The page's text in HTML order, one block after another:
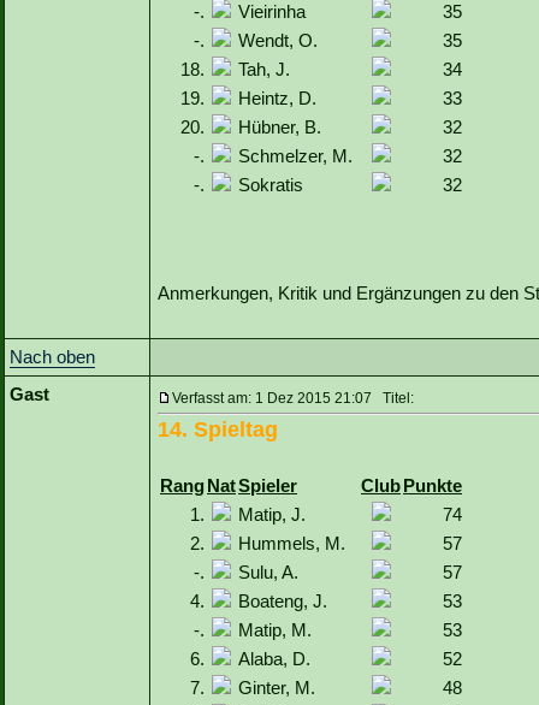
-. Vieirinha
35
-.
Wendt, O.
35
18.
Tah, J.
34
19.
Heintz, D.
33
20.
Hübner, B.
32
-.
Schmelzer, M.
32
-.
Sokratis 32
Anmerkungen, Kritik und Ergänzungen zu den
Nach oben
Gast
Verfasst am: 1 Dez 2015 21:07 Titel:
14. Spieltag
RangNatSpieler ClubPunkte
1.
Matip, J.
74
2.
Hummels, M.
57
-.
Sulu, A.
57
4.
Boateng, J.
53
-.
Matip, M.
53
6.
Alaba, D.
52
7.
Ginter, M.
48